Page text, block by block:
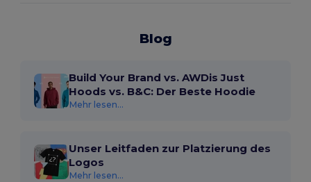
Blog
Build Your Brand vs. AWDis Just
Hoods vs. B&C: Der Beste Hoodie
Mehr lesen...
Unser Leitfaden zur Platzierung des
Logos
Mehr lesen...